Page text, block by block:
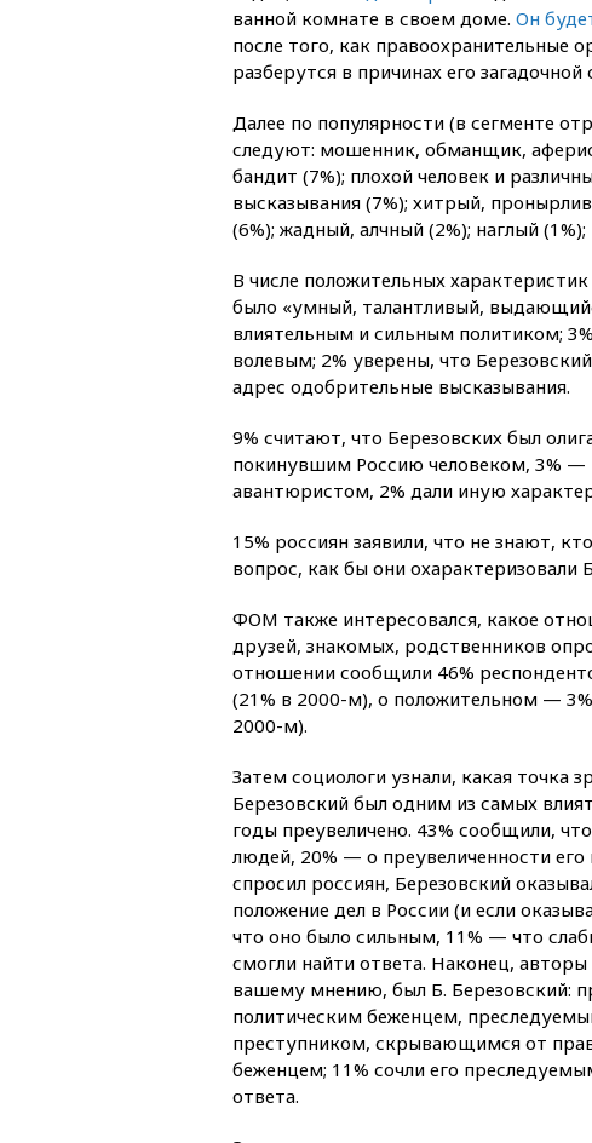
ванной комнате в своем доме. Он
после того, как правоохранительные
разберутся в причинах его загадочной
Далее по популярности (в сегменте
следуют: мошенник, обманщик,
бандит (7%); плохой человек и
высказывания (7%); хитрый,
(6%); жадный, алчный (2%); наглый (1%);
В числе положительных
было «умный, талантливый,
влиятельным и сильным политиком;
волевым; 2% уверены, что
адрес одобрительные высказывания.
9% считают, что Березовских был
покинувшим Россию человеком, 3%
авантюристом, 2% дали иную
15% россиян заявили, что не знают,
вопрос, как бы они охарактеризовали
ФОМ также интересовался, какое
друзей, знакомых, родственников
отношении сообщили 46%
(21% в 2000-м), о положительном —
2000-м).
Затем социологи узнали, какая точка
Березовский был одним из самых
годы преувеличено. 43% сообщили,
людей, 20% — о преувеличенности
спросил россиян, Березовский
положение дел в России (и если
что оно было сильным, 11% — что
смогли найти ответа. Наконец,
вашему мнению, был Б. Березовский:
политическим беженцем,
преступником, скрывающимся от
беженцем; 11% сочли его
ответа.